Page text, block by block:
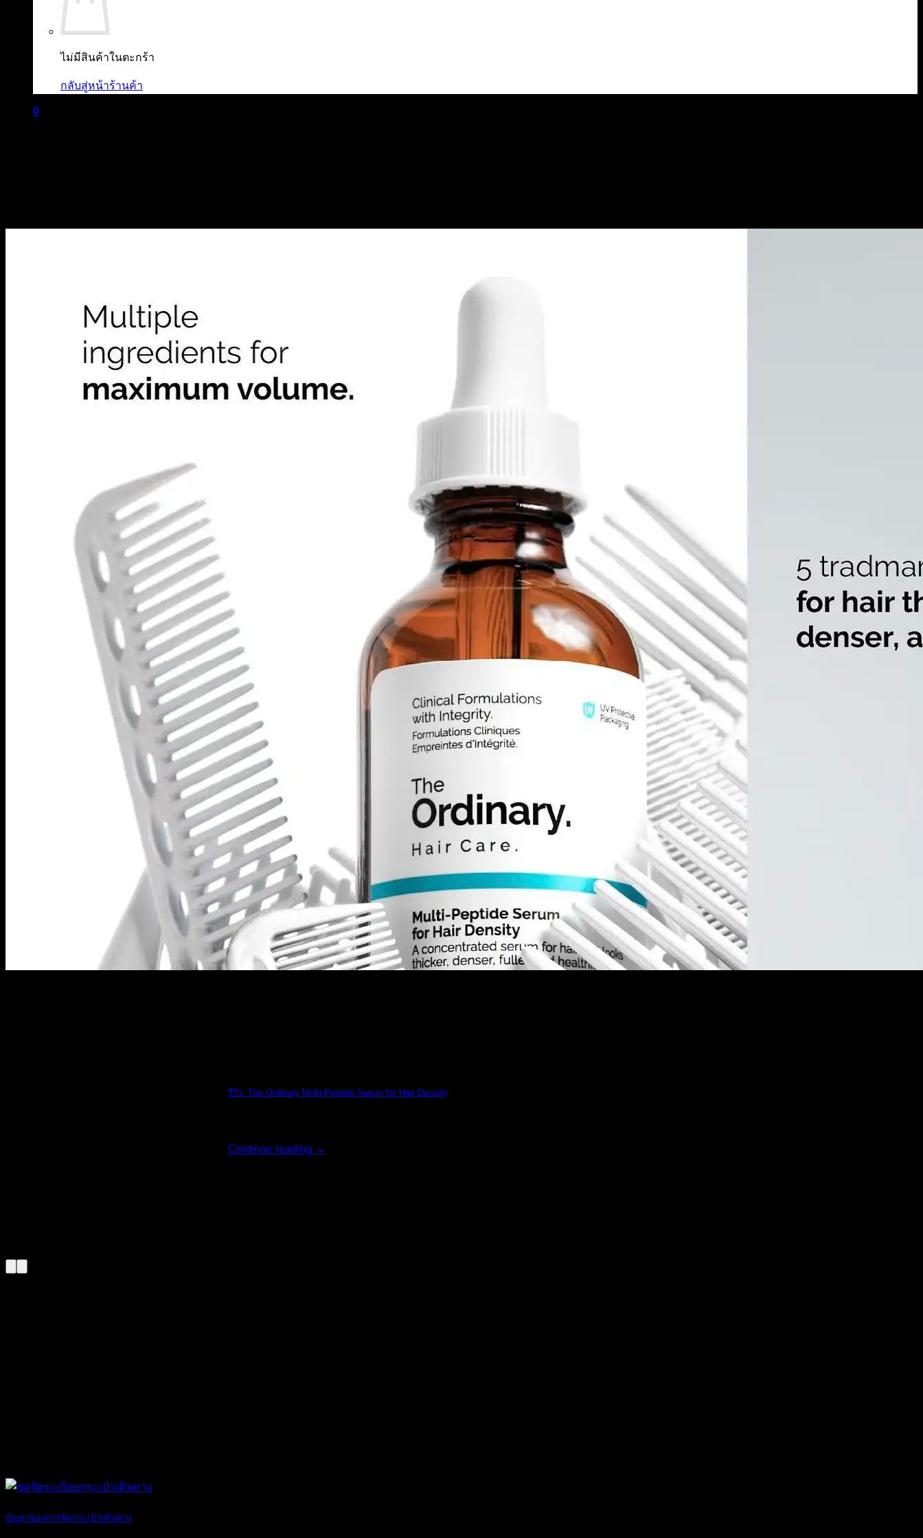
ไม่มีสินค้าในตะกร้า
กลับสู่หน้าร้านค้า
0
รีวิว: The Ordinary Multi-Peptide Serum for Hair Density
Continue reading →
ปัญหาของการจัดกระเป๋าเดินทาง